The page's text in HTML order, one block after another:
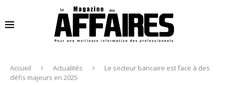
Accueil Actualités
Le secteur bancaire est face à des
défis majeurs en 2025